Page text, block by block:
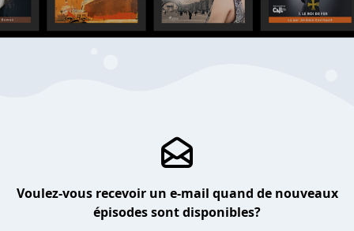
Voulez-vous recevoir un e-mail quand de nouveaux
épisodes sont disponibles?